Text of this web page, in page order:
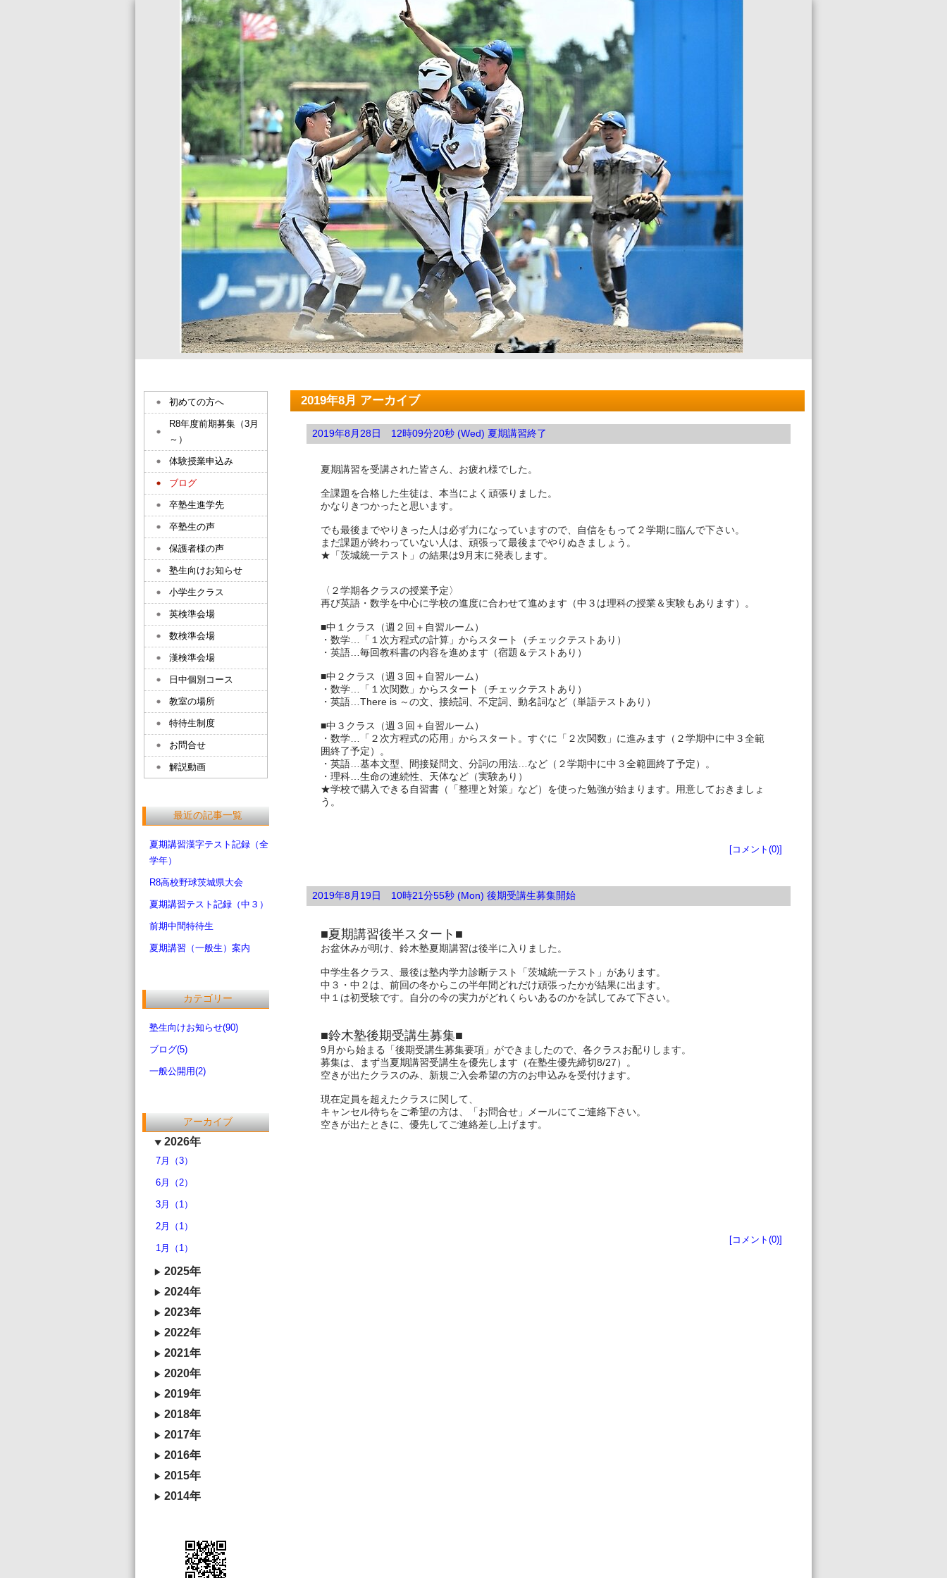
2019年8月 アーカイブ
2019年8月28日 12時09分20秒 (Wed) 夏期講習終了
夏期講習を受講された皆さん、お疲れ様でした。
全課題を合格した生徒は、本当によく頑張りました。
かなりきつかったと思います。
でも最後までやりきった人は必ず力になっていますので、自信をもって２学期に臨んで下さい。
まだ課題が終わっていない人は、頑張って最後までやりぬきましょう。
★「茨城統一テスト」の結果は9月末に発表します。
〈２学期各クラスの授業予定〉
再び英語・数学を中心に学校の進度に合わせて進めます（中３は理科の授業＆実験もあります）。
■中１クラス（週２回＋自習ルーム）
・数学…「１次方程式の計算」からスタート（チェックテストあり）
・英語…毎回教科書の内容を進めます（宿題＆テストあり）
■中２クラス（週３回＋自習ルーム）
・数学…「１次関数」からスタート（チェックテストあり）
・英語…There is ～の文、接続詞、不定詞、動名詞など（単語テストあり）
■中３クラス（週３回＋自習ルーム）
・数学…「２次方程式の応用」からスタート。すぐに「２次関数」に進みます（２学期中に中３全範
囲終了予定）。
・英語…基本文型、間接疑問文、分詞の用法…など（２学期中に中３全範囲終了予定）。
・理科…生命の連続性、天体など（実験あり）
★学校で購入できる自習書（「整理と対策」など）を使った勉強が始まります。用意しておきましょ
う。
[コメント(0)]
2019年8月19日 10時21分55秒 (Mon) 後期受講生募集開始
■夏期講習後半スタート■
お盆休みが明け、鈴木塾夏期講習は後半に入りました。
中学生各クラス、最後は塾内学力診断テスト「茨城統一テスト」があります。
中３・中２は、前回の冬からこの半年間どれだけ頑張ったかが結果に出ます。
中１は初受験です。自分の今の実力がどれくらいあるのかを試してみて下さい。
■鈴木塾後期受講生募集■
9月から始まる「後期受講生募集要項」ができましたので、各クラスお配りします。
募集は、まず当夏期講習受講生を優先します（在塾生優先締切8/27）。
空きが出たクラスのみ、新規ご入会希望の方のお申込みを受付けます。
現在定員を超えたクラスに関して、
キャンセル待ちをご希望の方は、「お問合せ」メールにてご連絡下さい。
空きが出たときに、優先してご連絡差し上げます。
[コメント(0)]
初めての方へ
R8年度前期募集（3月
～）
体験授業申込み
ブログ
卒塾生進学先
卒塾生の声
保護者様の声
塾生向けお知らせ
小学生クラス
英検準会場
数検準会場
漢検準会場
日中個別コース
教室の場所
特待生制度
お問合せ
解説動画
最近の記事一覧
夏期講習漢字テスト記録（全
学年）
R8高校野球茨城県大会
夏期講習テスト記録（中３）
前期中間特待生
夏期講習（一般生）案内
カテゴリー
塾生向けお知らせ(90)
ブログ(5)
一般公開用(2)
アーカイブ
2026年
7月（3）
6月（2）
3月（1）
2月（1）
1月（1）
2025年
2024年
2023年
2022年
2021年
2020年
2019年
2018年
2017年
2016年
2015年
2014年